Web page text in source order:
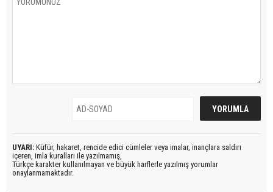
UYARI: Küfür, hakaret, rencide edici cümleler veya imalar, inançlara saldırı
içeren, imla kuralları ile yazılmamış,
Türkçe karakter kullanılmayan ve büyük harflerle yazılmış yorumlar
onaylanmamaktadır.